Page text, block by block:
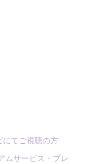
てご視聴の方
ムサービス・プレ